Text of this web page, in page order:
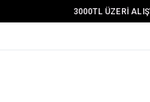
3000TL ÜZERİ